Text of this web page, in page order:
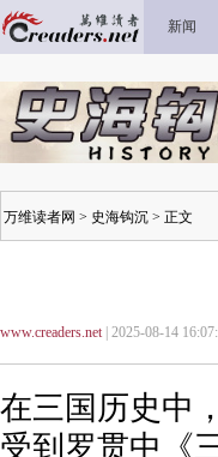
新闻
万维读者网 > 史海钩沉 > 正文
www.creaders.net| 2025-08-14
在三国历史中
受到罗贯中《